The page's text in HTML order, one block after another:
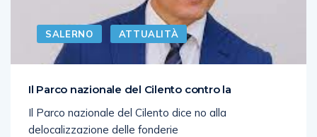
SALERNO ATTUALITÀ
Il Parco nazionale del Cilento contro la
Il Parco nazionale del Cilento dice no alla
delocalizzazione delle fonderie